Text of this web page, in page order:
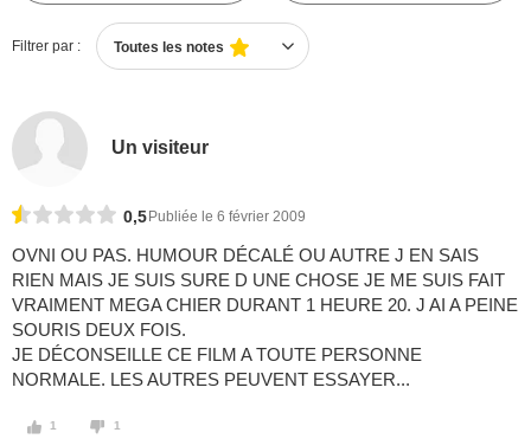
Filtrer par : Toutes les notes
Un visiteur
0,5 Publiée le 6 février 2009
OVNI OU PAS. HUMOUR DÉCALÉ OU AUTRE J EN SAIS
RIEN MAIS JE SUIS SURE D UNE CHOSE JE ME SUIS FAIT
VRAIMENT MEGA CHIER DURANT 1 HEURE 20. J AI A PEINE
SOURIS DEUX FOIS.
JE DÉCONSEILLE CE FILM A TOUTE PERSONNE
NORMALE. LES AUTRES PEUVENT ESSAYER...
1 1